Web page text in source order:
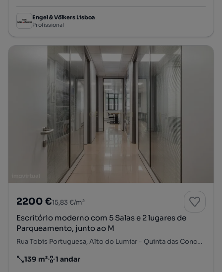
Engel & Völkers Lisboa
Profissional
2200 €15,83 €/m²
Escritório moderno com 5 Salas e 2 lugares de
Parqueamento, junto ao M
Rua Tobis Portuguesa, Alto do Lumiar - Quinta das Conchas - Quinta do Lambert, Lumiar, Lisboa, Lisboa
Preço por metro quadrado
139 m²
Andar 1 andar